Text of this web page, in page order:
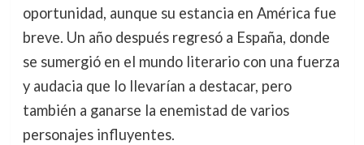
oportunidad, aunque su estancia en América fue
breve. Un año después regresó a España, donde
se sumergió en el mundo literario con una fuerza
y audacia que lo llevarían a destacar, pero
también a ganarse la enemistad de varios
personajes influyentes.